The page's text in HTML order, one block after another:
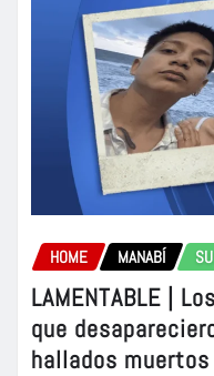
HOME MANABÍ
LAMENTABLE |
que
hallados